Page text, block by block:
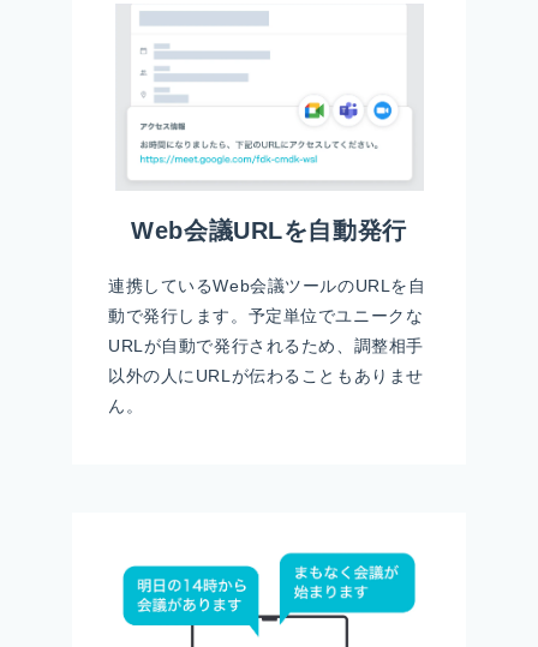
Web会議URLを自動発行
連携しているWeb会議ツールのURLを自
動で発行します。予定単位でユニークな
URLが自動で発行されるため、調整相手
以外の人にURLが伝わることもありませ
ん。